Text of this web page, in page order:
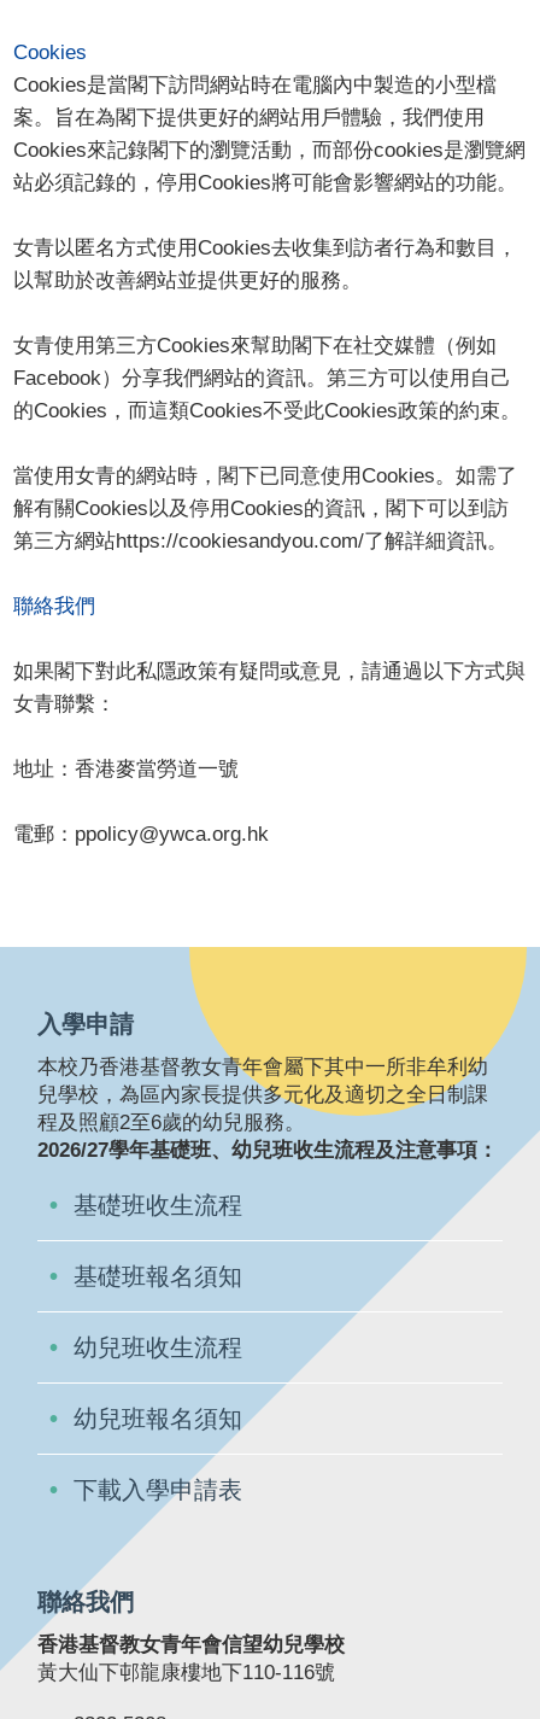
Cookies
Cookies是當閣下訪問網站時在電腦內中製造的小型檔
案。旨在為閣下提供更好的網站用戶體驗，我們使用
Cookies來記錄閣下的瀏覽活動，而部份cookies是瀏覽網
站必須記錄的，停用Cookies將可能會影響網站的功能。
女青以匿名方式使用Cookies去收集到訪者行為和數目，
以幫助於改善網站並提供更好的服務。
女青使用第三方Cookies來幫助閣下在社交媒體（例如
Facebook）分享我們網站的資訊。第三方可以使用自己
的Cookies，而這類Cookies不受此Cookies政策的約束。
當使用女青的網站時，閣下已同意使用Cookies。如需了
解有關Cookies以及停用Cookies的資訊，閣下可以到訪
第三方網站https://cookiesandyou.com/了解詳細資訊。
聯絡我們
如果閣下對此私隱政策有疑問或意見，請通過以下方式與
女青聯繫：
地址：香港麥當勞道一號
電郵：ppolicy@ywca.org.hk
入學申請
本校乃香港基督教女青年會屬下其中一所非牟利幼
兒學校，為區內家長提供多元化及適切之全日制課
程及照顧2至6歲的幼兒服務。
2026/27學年基礎班、幼兒班收生流程及注意事項：
基礎班收生流程
基礎班報名須知
幼兒班收生流程
幼兒班報名須知
下載入學申請表
聯絡我們
香港基督教女青年會信望幼兒學校
黃大仙下邨龍康樓地下110-116號